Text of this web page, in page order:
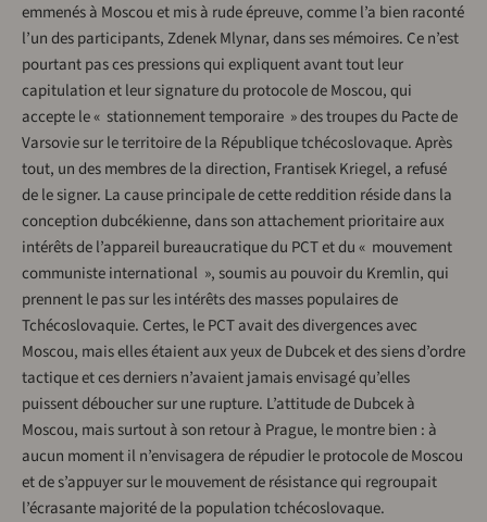
emmenés à Moscou et mis à rude épreuve, comme l’a bien raconté
l’un des participants, Zdenek Mlynar, dans ses mémoires. Ce n’est
pourtant pas ces pressions qui expliquent avant tout leur
capitulation et leur signature du protocole de Moscou, qui
accepte le « stationnement temporaire » des troupes du Pacte de
Varsovie sur le territoire de la République tchécoslovaque. Après
tout, un des membres de la direction, Frantisek Kriegel, a refusé
de le signer. La cause principale de cette reddition réside dans la
conception dubcékienne, dans son attachement prioritaire aux
intérêts de l’appareil bureaucratique du PCT et du « mouvement
communiste international », soumis au pouvoir du Kremlin, qui
prennent le pas sur les intérêts des masses populaires de
Tchécoslovaquie. Certes, le PCT avait des divergences avec
Moscou, mais elles étaient aux yeux de Dubcek et des siens d’ordre
tactique et ces derniers n’avaient jamais envisagé qu’elles
puissent déboucher sur une rupture. L’attitude de Dubcek à
Moscou, mais surtout à son retour à Prague, le montre bien : à
aucun moment il n’envisagera de répudier le protocole de Moscou
et de s’appuyer sur le mouvement de résistance qui regroupait
l’écrasante majorité de la population tchécoslovaque.